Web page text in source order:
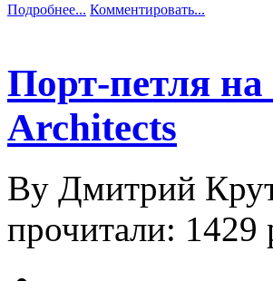
Подробнее... Комментировать...
Порт-петля
Architects
By Дмитрий
прочитали: 1429